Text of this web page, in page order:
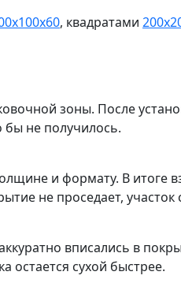
, квадратами
зоны. После
бы не получилось.
и формату. В
не проседает, участок
вписались в
остается сухой быстрее.